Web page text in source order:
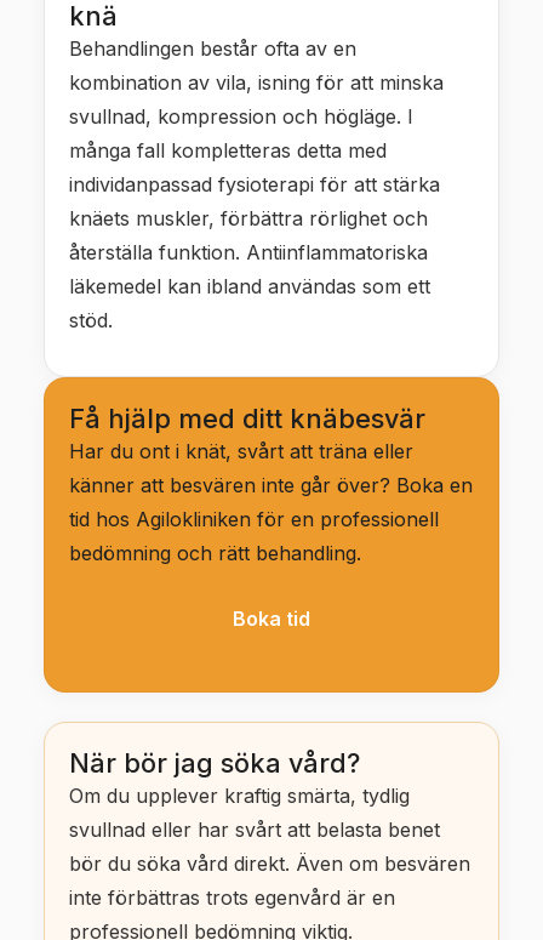
knä
Behandlingen består ofta av en
kombination av vila, isning för att minska
svullnad, kompression och högläge. I
många fall kompletteras detta med
individanpassad fysioterapi för att stärka
knäets muskler, förbättra rörlighet och
återställa funktion. Antiinflammatoriska
läkemedel kan ibland användas som ett
stöd.
Få hjälp med ditt knäbesvär
Har du ont i knät, svårt att träna eller
känner att besvären inte går över? Boka en
tid hos Agilokliniken för en professionell
bedömning och rätt behandling.
Boka tid
När bör jag söka vård?
Om du upplever kraftig smärta, tydlig
svullnad eller har svårt att belasta benet
bör du söka vård direkt. Även om besvären
inte förbättras trots egenvård är en
professionell bedömning viktig.